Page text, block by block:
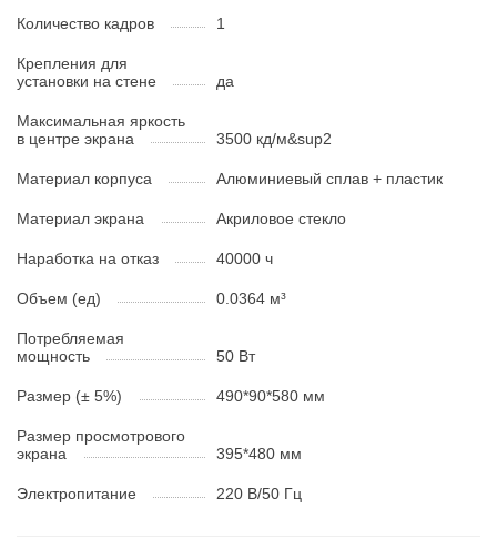
Количество кадров 1
Крепления для
установки на стене
да
Максимальная яркость
в центре экрана
3500 кд/м&sup2
Материал корпуса Алюминиевый сплав + пластик
Материал экрана Акриловое стекло
Наработка на отказ 40000 ч
Объем (ед) 0.0364 м³
Потребляемая
мощность
50 Вт
Размер (± 5%) 490*90*580 мм
Размер просмотрового
экрана
395*480 мм
Электропитание 220 В/50 Гц